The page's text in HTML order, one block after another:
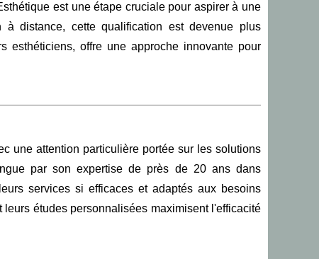
est une étape cruciale pour aspirer à une
à distance, cette qualification est devenue plus
esthéticiens, offre une approche innovante pour
une attention particulière portée sur les solutions
par son expertise de près de 20 ans dans
services si efficaces et adaptés aux besoins
études personnalisées maximisent l'efficacité